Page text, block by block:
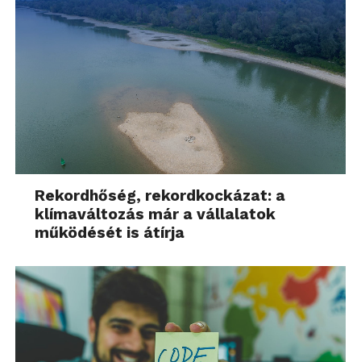
Rekordhőség, rekordkockázat: a
klímaváltozás már a vállalatok
működését is átírja